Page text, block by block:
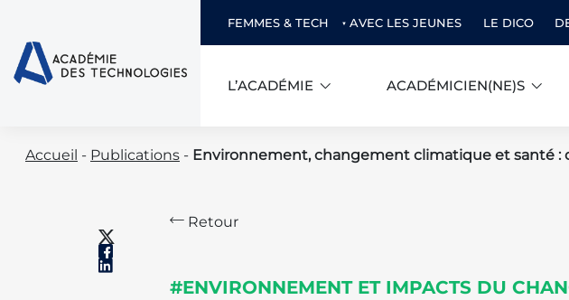
FEMMES & TECH AVEC LES JEUNES LE DICO
L’ACADÉMIE ACADÉMICIEN(NE)S
Accueil - Publications - Environnement, changement climatique et santé :
Retour
#ENVIRONNEMENT ET IMPACTS DU